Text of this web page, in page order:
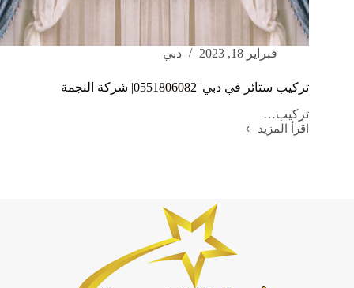
فبراير 18, 2023 دبي
تركيب ستائر في دبي |0551806082| شركة النجمة
تركيب…
اقرأ المزيد
تركيب